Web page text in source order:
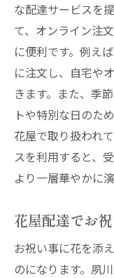
な配達サービスを
て、オンライン注
に便利です。例え
に注文し、自宅や
きます。また、季
トや特別な日のた
花屋で取り扱われ
スを利用すると、
より一層華やかに
花屋配達でお
お祝い事に花を添
のになります。夙